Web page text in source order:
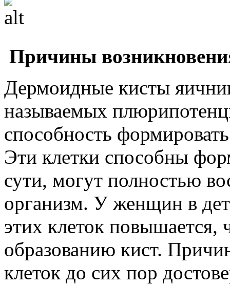
Причины
Дермоидные кисты
называемых
способность
Эти клетки способны
сути, могут полностью
организм. У женщин в
этих клеток повышается,
образованию кист.
клеток до сих пор